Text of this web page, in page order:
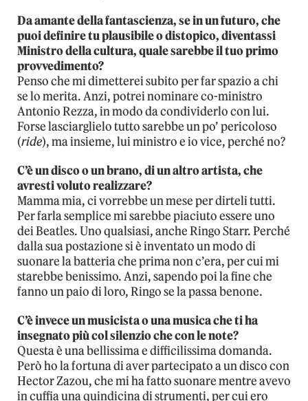
Da amante della fantascienza, se in un futuro, che
puoi definire tu plausibile o distopico, diventassi
Ministro della cultura, quale sarebbe il tuo primo
provvedimento?
Penso che mi dimetterei subito per far spazio a chi
se lo merita. Anzi, potrei nominare co-ministro
Antonio Rezza, in modo da condividerlo con lui.
Forse lasciarglielo tutto sarebbe un po’ pericoloso
(ride), ma insieme, lui ministro e io vice, perché no?
C’è un disco o un brano, di un altro artista, che
avresti voluto realizzare?
Mamma mia, ci vorrebbe un mese per dirteli tutti.
Per farla semplice mi sarebbe piaciuto essere uno
dei Beatles. Uno qualsiasi, anche Ringo Starr. Perché
dalla sua postazione si è inventato un modo di
suonare la batteria che prima non c’era, per cui mi
starebbe benissimo. Anzi, sapendo poi la fine che
fanno un paio di loro, Ringo se la passa benone.
C’è invece un musicista o una musica che ti ha
insegnato più col silenzio che con le note?
Questa è una bellissima e difficilissima domanda.
Però ho la fortuna di aver partecipato a un disco con
Hector Zazou, che mi ha fatto suonare mentre avevo
in cuffia una quindicina di strumenti, per cui ero